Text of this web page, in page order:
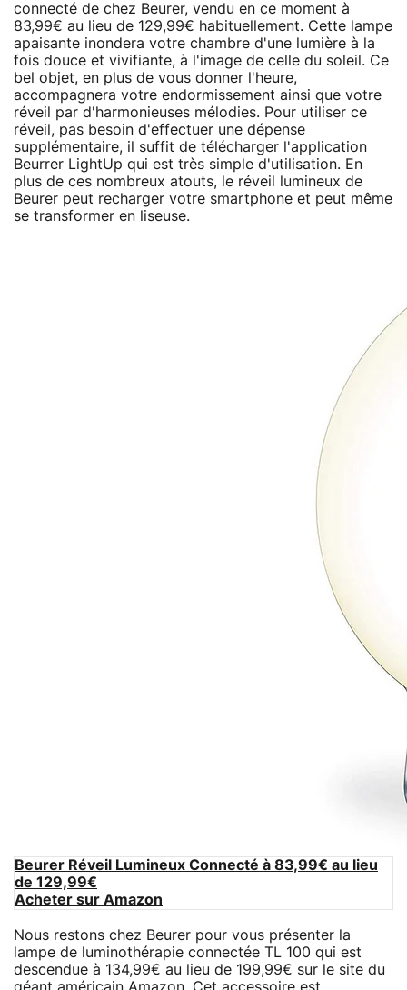
connecté de chez Beurer, vendu en ce moment à
83,99€ au lieu de 129,99€ habituellement. Cette lampe
apaisante inondera votre chambre d'une lumière à la
fois douce et vivifiante, à l'image de celle du soleil. Ce
bel objet, en plus de vous donner l'heure,
accompagnera votre endormissement ainsi que votre
réveil par d'harmonieuses mélodies. Pour utiliser ce
réveil, pas besoin d'effectuer une dépense
supplémentaire, il suffit de télécharger l'application
Beurrer LightUp qui est très simple d'utilisation. En
plus de ces nombreux atouts, le réveil lumineux de
Beurer peut recharger votre smartphone et peut même
se transformer en liseuse.
Beurer Réveil Lumineux Connecté à 83,99€ au lieu
de 129,99€
Acheter sur Amazon
Nous restons chez Beurer pour vous présenter la
lampe de luminothérapie connectée TL 100 qui est
descendue à 134,99€ au lieu de 199,99€ sur le site du
géant américain Amazon. Cet accessoire est